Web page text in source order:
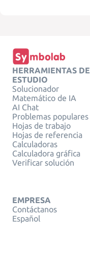
HERRAMIENTAS DE
ESTUDIO
Solucionador
Matemático de IA
AI Chat
Problemas populares
Hojas de trabajo
Hojas de referencia
Calculadoras
Calculadora gráfica
Verificar solución
EMPRESA
Contáctanos
Español